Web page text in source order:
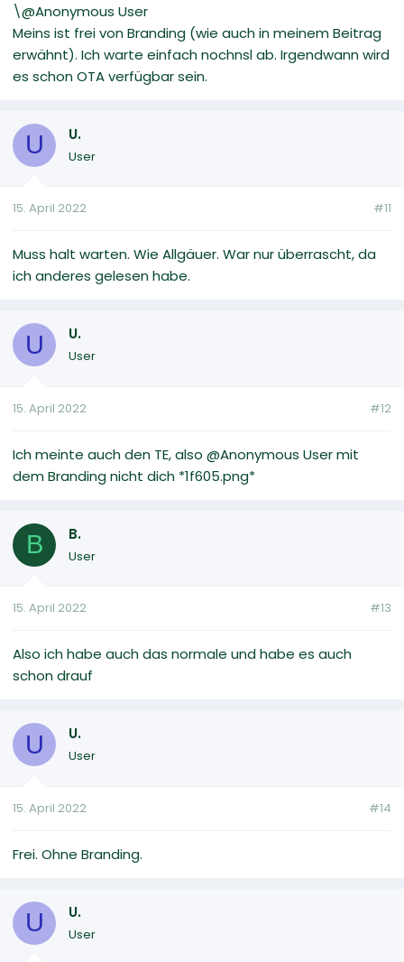
\@Anonymous User
Meins ist frei von Branding (wie auch in meinem Beitrag
erwähnt). Ich warte einfach nochnsl ab. Irgendwann wird
es schon OTA verfügbar sein.
U U.
User
15. April 2022 #11
Muss halt warten. Wie Allgäuer. War nur überrascht, da
ich anderes gelesen habe.
U U.
User
15. April 2022 #12
Ich meinte auch den TE, also @Anonymous User mit
dem Branding nicht dich *1f605.png*
B B.
User
15. April 2022 #13
Also ich habe auch das normale und habe es auch
schon drauf
U U.
User
15. April 2022 #14
Frei. Ohne Branding.
U U.
User